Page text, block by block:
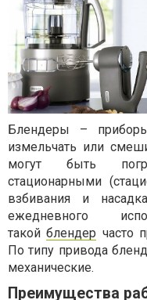
Блендеры –
измельчать или
могут быть
стационарными
взбивания и
ежедневного
такойблендер часто
По типу привода
механические.
Преимущества